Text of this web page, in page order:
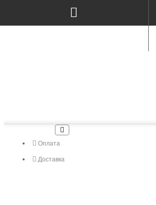
Оплата
Доставка